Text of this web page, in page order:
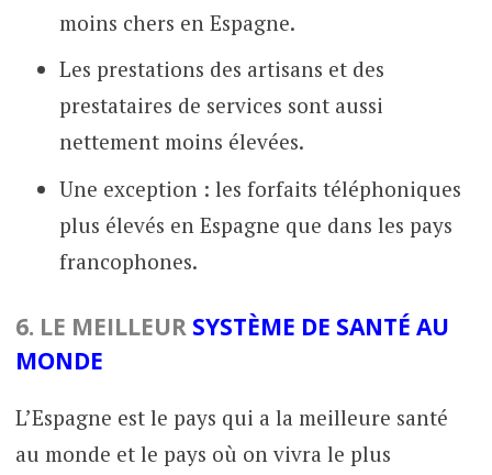
moins chers en Espagne.
Les prestations des artisans et des
prestataires de services sont aussi
nettement moins élevées.
Une exception : les forfaits téléphoniques
plus élevés en Espagne que dans les pays
francophones.
6. LE MEILLEUR SYSTÈME DE SANTÉ AU
MONDE
L’Espagne est le pays qui a la meilleure santé
au monde et le pays où on vivra le plus